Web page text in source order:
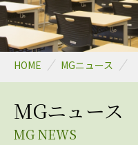
HOME MGニュース
MGニュース
MG NEWS